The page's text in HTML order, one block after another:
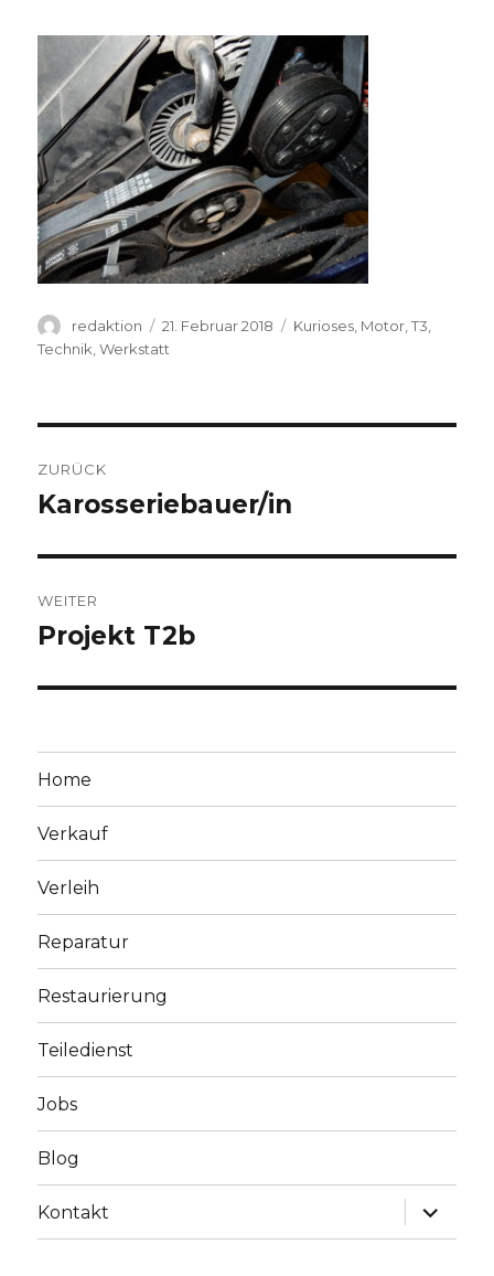
Autor
redaktion
Veröffentlicht
am
21. Februar 2018 Kategorien
Kurioses, Motor,T3,
Technik,Werkstatt
ZURÜCK
Vorheriger
Karosseriebauer/in
WEITER
Nächster
Projekt T2b
Home
Verkauf
Verleih
Reparatur
Restaurierung
Teiledienst
Jobs
Blog
Kontakt